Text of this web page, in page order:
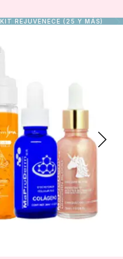
KIT REJUVENECE (25 Y MÁS)